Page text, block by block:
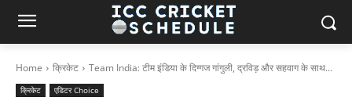
Home क्रिकेट Team India: टीम इंडिया के दिग्गज गांगुली, द्रविड़ और सहवाग के साथ...
क्रिकेट एडिटर Choice